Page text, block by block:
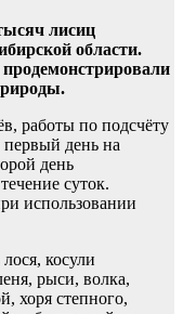
лисиц
области.
продемонстрировали
работы по подсчёту
первый день на
день
суток.
использовании
косули
рыси, волка,
хоря степного,